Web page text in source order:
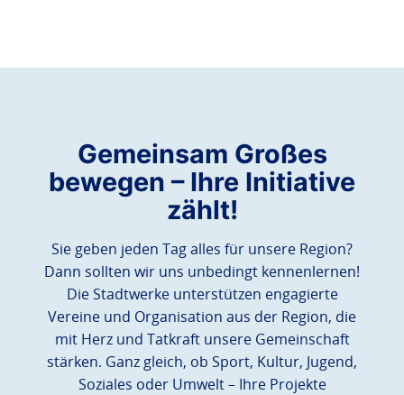
Gemeinsam Großes
bewegen – Ihre Initiative
zählt!
Sie geben jeden Tag alles für unsere Region?
Dann sollten wir uns unbedingt kennenlernen!
Die Stadtwerke unterstützen engagierte
Vereine und Organisation aus der Region, die
mit Herz und Tatkraft unsere Gemeinschaft
stärken. Ganz gleich, ob Sport, Kultur, Jugend,
Soziales oder Umwelt – Ihre Projekte